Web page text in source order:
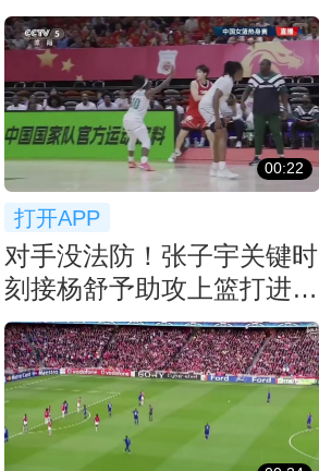
个大帽！
00:22
打开APP
对手没法防！张子宇关键时
刻接杨舒予助攻上篮打进，
基本杀死比赛